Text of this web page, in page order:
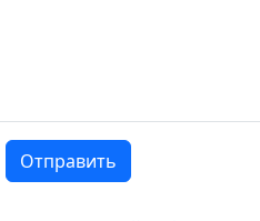
Отправить